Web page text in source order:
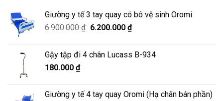
Giường y tế 3 tay quay có bô vệ sinh Oromi
6.900.000₫ Giá
6.900.000 ₫.
6.200.000 ₫Giá
là:
Gậy tập đi 4 chân Lucass B-934
180.000 ₫
Giường y tế 4 tay quay Oromi (Hạ chân bán phần)